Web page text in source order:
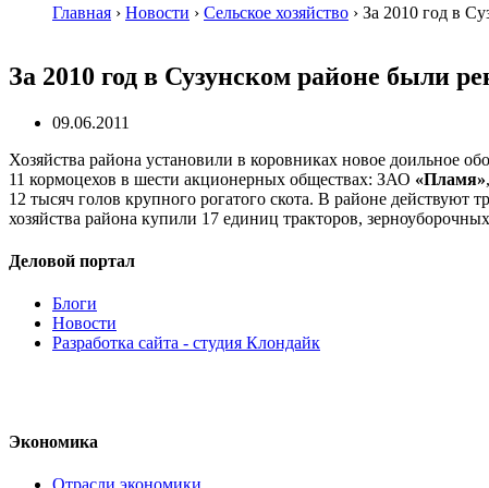
Главная › Новости › Сельское хозяйство › За 2010 год в
За 2010 год в Сузунском районе были
09.06.2011
Хозяйства района установили в коровниках новое доильное
11 кормоцехов в шести акционерных обществах: ЗАО «Пламя»
12 тысяч голов крупного рогатого скота. В районе действуют
хозяйства района купили 17 единиц тракторов,
Деловой портал
Блоги
Новости
Разработка сайта - студия Клондайк
Экономика
Отрасли экономики